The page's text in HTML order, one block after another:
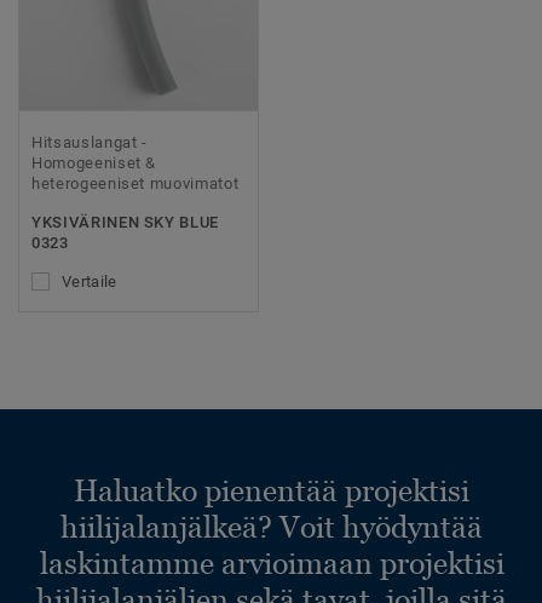
Hitsauslangat -
Homogeeniset &
heterogeeniset muovimatot
YKSIVÄRINEN SKY BLUE
0323
Vertaile
Haluatko pienentää projektisi
hiilijalanjälkeä? Voit hyödyntää
laskintamme arvioimaan projektisi